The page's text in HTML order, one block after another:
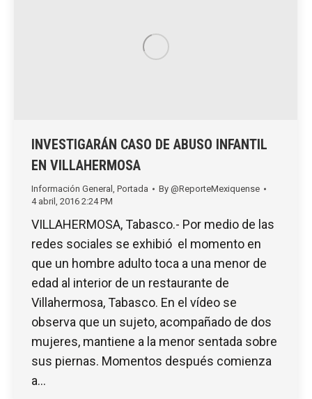
INVESTIGARÁN CASO DE ABUSO INFANTIL
EN VILLAHERMOSA
Información General Portada By @ReporteMexiquense
4 abril, 2016 2:24 PM
VILLAHERMOSA, Tabasco.- Por medio de las
redes sociales se exhibió el momento en
que un hombre adulto toca a una menor de
edad al interior de un restaurante de
Villahermosa, Tabasco. En el vídeo se
observa que un sujeto, acompañado de dos
mujeres, mantiene a la menor sentada sobre
sus piernas. Momentos después comienza
a…